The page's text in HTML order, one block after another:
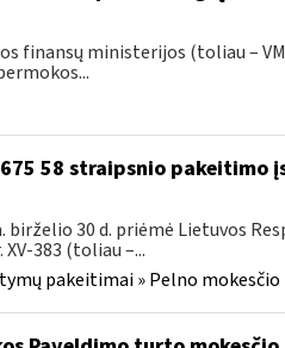
finansų ministerijos (toliau –
58 straipsnio pakeitimo
30 d. priėmė Lietuvos
383 (toliau –...
pakeitimai » Pelno